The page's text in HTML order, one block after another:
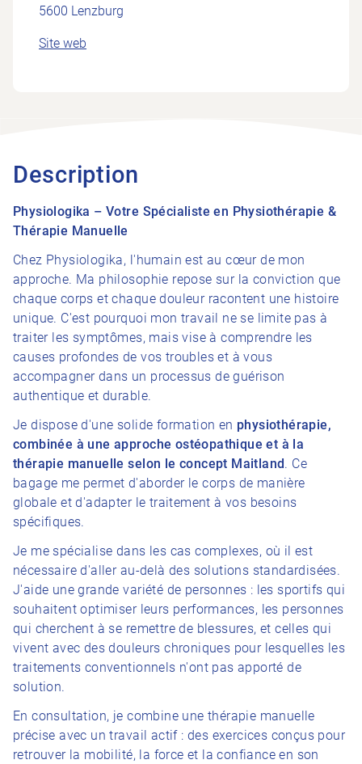
5600 Lenzburg
Site web
Description
Physiologika – Votre Spécialiste en Physiothérapie &
Thérapie Manuelle
Chez Physiologika, l'humain est au cœur de mon
approche. Ma philosophie repose sur la conviction que
chaque corps et chaque douleur racontent une histoire
unique. C'est pourquoi mon travail ne se limite pas à
traiter les symptômes, mais vise à comprendre les
causes profondes de vos troubles et à vous
accompagner dans un processus de guérison
authentique et durable.
Je dispose d'une solide formation en physiothérapie,
combinée à une approche ostéopathique et à la
thérapie manuelle selon le concept Maitland. Ce
bagage me permet d'aborder le corps de manière
globale et d'adapter le traitement à vos besoins
spécifiques.
Je me spécialise dans les cas complexes, où il est
nécessaire d'aller au-delà des solutions standardisées.
J'aide une grande variété de personnes : les sportifs qui
souhaitent optimiser leurs performances, les personnes
qui cherchent à se remettre de blessures, et celles qui
vivent avec des douleurs chroniques pour lesquelles les
traitements conventionnels n'ont pas apporté de
solution.
En consultation, je combine une thérapie manuelle
précise avec un travail actif : des exercices conçus pour
retrouver la mobilité, la force et la confiance en son